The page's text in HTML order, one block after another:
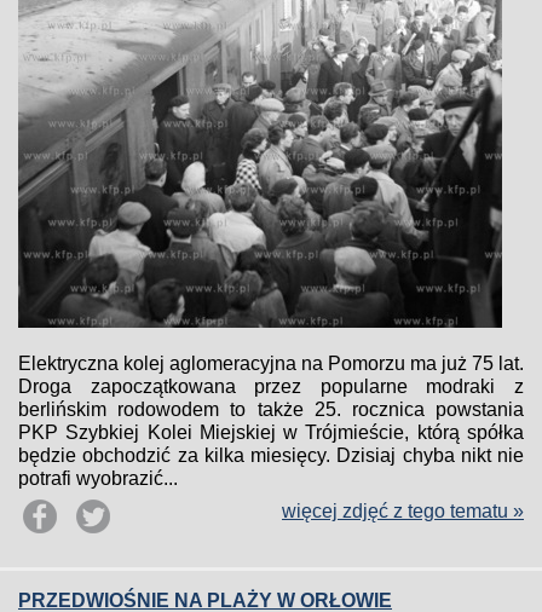
Elektryczna kolej aglomeracyjna na Pomorzu ma już 75 lat.
Droga zapoczątkowana przez popularne modraki z
berlińskim rodowodem to także 25. rocznica powstania
PKP Szybkiej Kolei Miejskiej w Trójmieście, którą spółka
będzie obchodzić za kilka miesięcy. Dzisiaj chyba nikt nie
potrafi wyobrazić...
więcej zdjęć z tego tematu »
PRZEDWIOŚNIE NA PLAŻY W ORŁOWIE